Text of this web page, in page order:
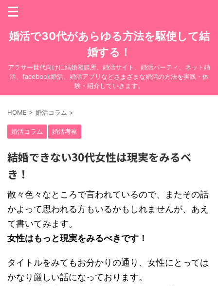
婚活で30代があらゆる方法を駆使して結
婚する！
アラサー世代向けに結婚相談所、婚活サイト、婚活パーティ、ネット婚
活、facebook婚活、婚活アプリなどさまざまな婚活の方法を実践・体
験・紹介していきます。
HOME > 婚活コラム >
婚活コラム 婚活考察
結婚できない30代女性は現実をみるべ
き！
散々色々なところで言われているので、またその話
かよって思われる方もいるかもしれませんが、あえ
て書いてみます。
女性はもっと現実をみるべきです！
タイトルをみてもお分かりの通り、女性にとっては
かなり厳しい話になっております。